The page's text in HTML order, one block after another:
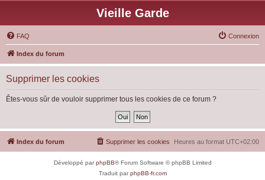
Vieille Garde
FAQ Connexion
Index du forum
Supprimer les cookies
Êtes-vous sûr de vouloir supprimer tous les cookies de ce forum ?
Index du forum Heures au format UTC+02:00
Supprimer les cookies
Développé parphpBB® Forum Software © phpBB Limited
Traduit parphpBB-fr.com